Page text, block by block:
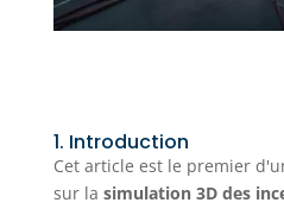
1. Introduction
Cet article est le premier
sur la simulation 3D des